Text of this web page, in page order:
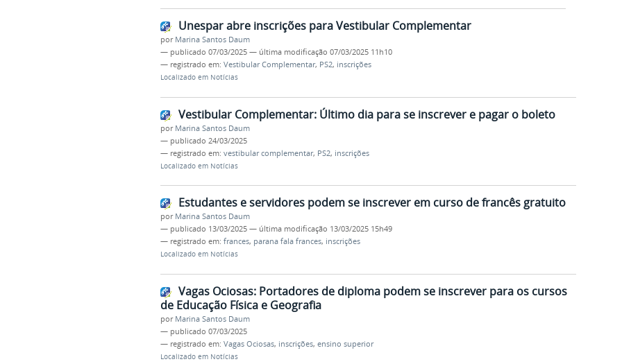
Unespar abre inscrições para Vestibular Complementar
por Marina Santos Daum
— publicado 07/03/2025 — última modificação 07/03/2025 11h10
— registrado em: Vestibular Complementar, PS2, inscrições
Localizado em Notícias
Vestibular Complementar: Último dia para se inscrever e pagar o boleto
por Marina Santos Daum
— publicado 24/03/2025
— registrado em: vestibular complementar, PS2, inscrições
Localizado em Notícias
Estudantes e servidores podem se inscrever em curso de francês gratuito
por Marina Santos Daum
— publicado 13/03/2025 — última modificação 13/03/2025 15h49
— registrado em: frances, parana fala frances, inscrições
Localizado em Notícias
Vagas Ociosas: Portadores de diploma podem se inscrever para os cursos
de Educação Física e Geografia
por Marina Santos Daum
— publicado 07/03/2025
— registrado em: Vagas Ociosas, inscrições, ensino superior
Localizado em Notícias